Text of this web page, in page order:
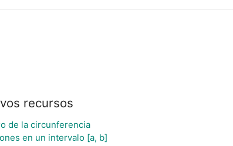
recursos
de la circunferencia
en un intervalo [a, b]